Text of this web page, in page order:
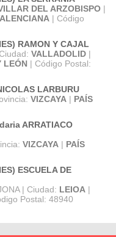
DEL ARZOBISPO |
| Código
RAMON Y CAJAL
VALLADOLID |
LEÓN | Código Postal:
LARBURU
VIZCAYA | PAÍS
ARRATIACO
VIZCAYA | PAÍS
ESCUELA DE
| Ciudad: LEIOA |
Postal: 48940